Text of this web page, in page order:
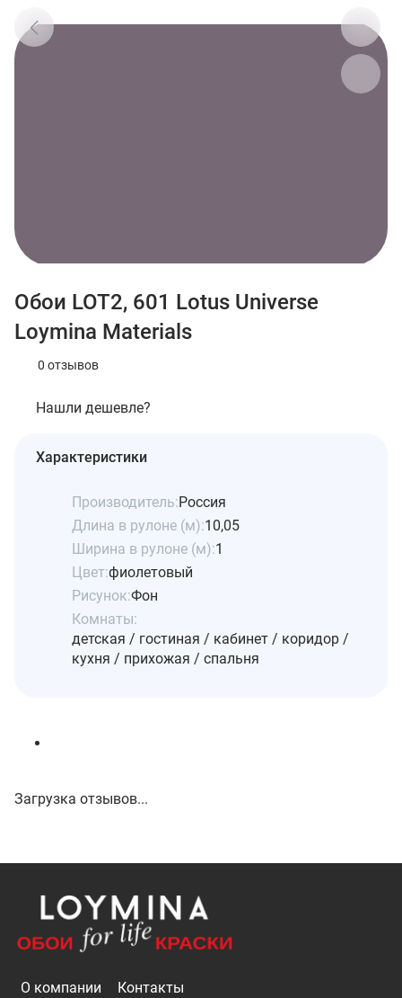
Обои LOT2, 601 Lotus Universe
Loymina Materials
0 отзывов
Нашли дешевле?
Характеристики
Производитель:Россия
Длина в рулоне (м):10,05
Ширина в рулоне (м):1
Цвет:фиолетовый
Рисунок:Фон
Комнаты:
детская / гостиная / кабинет / коридор /
кухня / прихожая / спальня
Загрузка отзывов...
О компании
Контакты